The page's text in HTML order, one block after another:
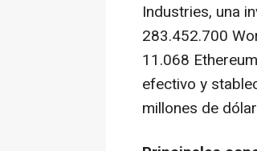
Industries, una
283.452.700
11.068
efectivo y
millones de